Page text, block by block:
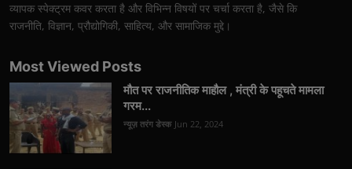
व्यापक स्पेक्ट्रम कवर करता है और विभिन्न विषयों पर चर्चा करता है, जैसे कि
राजनीति, विज्ञान, प्रौद्योगिकी, साहित्य, और सामाजिक मुद्दे।
Most Viewed Posts
मौत पर राजनीतिक माहौल , मंत्री के पहूचते मामला
गरम...
न्यूज़ तरंग डेस्क Jun 22, 2024